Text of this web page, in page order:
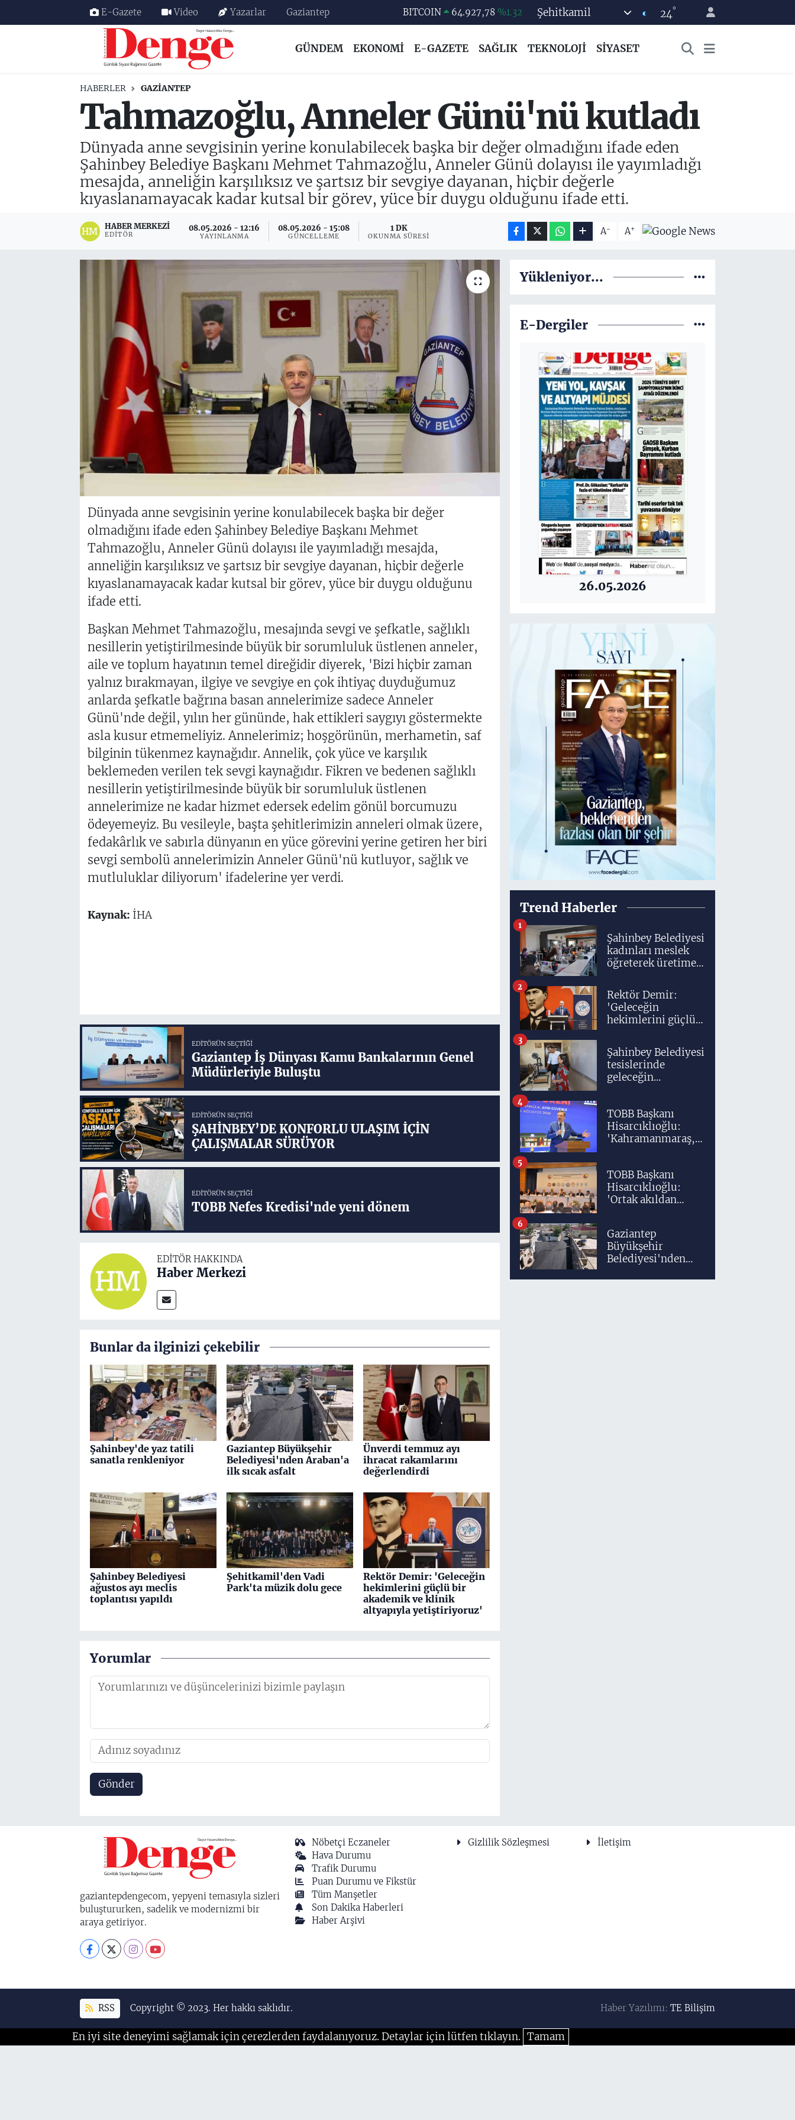
E-Gazete Video Yazarlar Gaziantep DOLAR 47,5894 %0.08
STERLİN
64,1581 %0.16
BITCOIN
64.927,78 %1.32
Şehitkamil 24°
GÜNDEM EKONOMİ E-GAZETE SAĞLIK TEKNOLOJİ SİYASET
HABERLER GAZIANTEP
Tahmazoğlu, Anneler Günü'nü kutladı
Dünyada anne sevgisinin yerine konulabilecek başka bir değer olmadığını ifade eden
Şahinbey Belediye Başkanı Mehmet Tahmazoğlu, Anneler Günü dolayısı ile yayımladığı
mesajda, anneliğin karşılıksız ve şartsız bir sevgiye dayanan, hiçbir değerle
kıyaslanamayacak kadar kutsal bir görev, yüce bir duygu olduğunu ifade etti.
HABER MERKEZI
EDITÖR
08.05.2026 - 12:16
YAYINLANMA
08.05.2026 - 15:08
GÜNCELLEME
1 DK
OKUNMA SÜRESI A- A+
Dünyada anne sevgisinin yerine konulabilecek başka bir değer
olmadığını ifade eden Şahinbey Belediye Başkanı Mehmet
Tahmazoğlu, Anneler Günü dolayısı ile yayımladığı mesajda,
anneliğin karşılıksız ve şartsız bir sevgiye dayanan, hiçbir değerle
kıyaslanamayacak kadar kutsal bir görev, yüce bir duygu olduğunu
ifade etti.
Başkan Mehmet Tahmazoğlu, mesajında sevgi ve şefkatle, sağlıklı
nesillerin yetiştirilmesinde büyük bir sorumluluk üstlenen anneler,
aile ve toplum hayatının temel direğidir diyerek, 'Bizi hiçbir zaman
yalnız bırakmayan, ilgiye ve sevgiye en çok ihtiyaç duyduğumuz
anlarda şefkatle bağrına basan annelerimize sadece Anneler
Günü'nde değil, yılın her gününde, hak ettikleri saygıyı göstermekte
asla kusur etmemeliyiz. Annelerimiz; hoşgörünün, merhametin, saf
bilginin tükenmez kaynağıdır. Annelik, çok yüce ve karşılık
beklemeden verilen tek sevgi kaynağıdır. Fikren ve bedenen sağlıklı
nesillerin yetiştirilmesinde büyük bir sorumluluk üstlenen
annelerimize ne kadar hizmet edersek edelim gönül borcumuzu
ödeyemeyiz. Bu vesileyle, başta şehitlerimizin anneleri olmak üzere,
fedakârlık ve sabırla dünyanın en yüce görevini yerine getiren her biri
sevgi sembolü annelerimizin Anneler Günü'nü kutluyor, sağlık ve
mutluluklar diliyorum' ifadelerine yer verdi.
Kaynak: İHA
EDITÖRÜN SEÇTIĞI
Gaziantep İş Dünyası Kamu Bankalarının Genel
Müdürleriyle Buluştu
EDITÖRÜN SEÇTIĞI
ŞAHİNBEY’DE KONFORLU ULAŞIM İÇİN
ÇALIŞMALAR SÜRÜYOR
EDITÖRÜN SEÇTIĞI
TOBB Nefes Kredisi'nde yeni dönem
EDITÖR HAKKINDA
Haber Merkezi
Bunlar da ilginizi çekebilir
Şahinbey'de yaz tatili
sanatla renkleniyor
Gaziantep Büyükşehir
Belediyesi'nden Araban'a
ilk sıcak asfalt
Ünverdi temmuz ayı
ihracat rakamlarını
değerlendirdi
Şahinbey Belediyesi
ağustos ayı meclis
toplantısı yapıldı
Şehitkamil'den Vadi
Park'ta müzik dolu gece
Rektör Demir: 'Geleceğin
hekimlerini güçlü bir
akademik ve klinik
altyapıyla yetiştiriyoruz'
Yorumlar
Gönder
Yükleniyor...
E-Dergiler
26.05.2026
Trend Haberler
Şahinbey Belediyesi
kadınları meslek
öğreterek üretime
1
Rektör Demir:
'Geleceğin
hekimlerini güçlü
klinik altyapıyla
yetiştiriyoruz'
2
Şahinbey Belediyesi
tesislerinde
geleceğin
yetişiyor
3
TOBB Başkanı
Hisarcıklıoğlu:
'Kahramanmaraş,
ekonomisinin
lokomotif
şehirlerinden
4
TOBB Başkanı
Hisarcıklıoğlu:
'Ortak akıldan
ileriye taşıyacağız'
5
Gaziantep
Büyükşehir
Belediyesi'nden
asfalt
6
gaziantepdengecom, yepyeni temasıyla sizleri
buluştururken, sadelik ve modernizmi bir
araya getiriyor.
Nöbetçi Eczaneler
Hava Durumu
Trafik Durumu
Puan Durumu ve Fikstür
Tüm Manşetler
Son Dakika Haberleri
Haber Arşivi
Gizlilik Sözleşmesi İletişim
RSS Copyright © 2023. Her hakkı saklıdır. Haber Yazılımı:TE Bilişim
En iyi site deneyimi sağlamak için çerezlerden faydalanıyoruz. Detaylar için lütfen tıklayın. Tamam
Nöbetçi Eczaneler
Trafik Durumu
Tüm Manşetler
Son Dakika Haberleri
Haber Arşivi